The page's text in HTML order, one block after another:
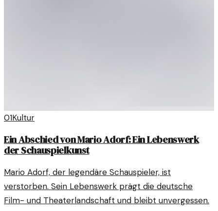
01Kultur
Ein Abschied von Mario Adorf: Ein Lebenswerk
der Schauspielkunst
Mario Adorf, der legendäre Schauspieler, ist
verstorben. Sein Lebenswerk prägt die deutsche
Film- und Theaterlandschaft und bleibt unvergessen.